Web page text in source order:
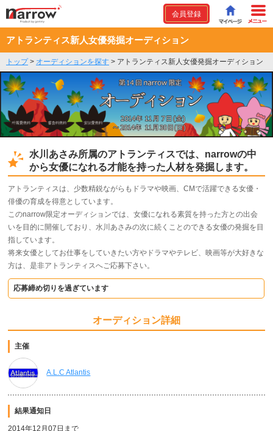
会員登録
アトランティス新人女優発掘オーディション
トップ> オーディションを探す > アトランティス新人女優発掘オーディション
水川あさみ所属のアトランティスでは、narrowの中
から女優になれる才能を持った人材を発掘します。
アトランティスは、少数精鋭ながらもドラマや映画、CMで活躍できる女優・
俳優の育成を得意としています。
このnarrow限定オーディションでは、女優になれる素質を持った方との出会
いを目的に開催しており、水川あさみの次に続くことのできる女優の発掘を目
指しています。
将来女優としてお仕事をしていきたい方やドラマやテレビ、映画等が大好きな
方は、是非アトランティスへご応募下さい。
応募締め切りを過ぎています
オーディション詳細
主催
A.L.C Atlantis
結果通知日
2014年12月07日まで